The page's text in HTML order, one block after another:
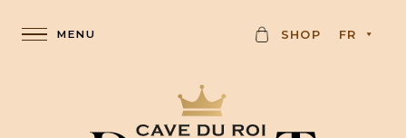
K SHOP FR